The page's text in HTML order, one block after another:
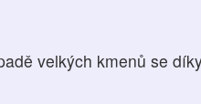
velkých kmenů se